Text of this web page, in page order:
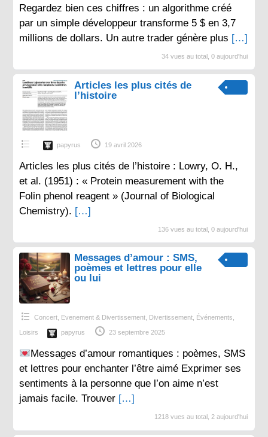
Regardez bien ces chiffres : un algorithme créé
par un simple développeur transforme 5 $ en 3,7
millions de dollars. Un autre trader génère plus […]
34 vues au total, 0 aujourd'hui
Articles les plus cités de
l’histoire
papyrus 19 avril 2026
Articles les plus cités de l’histoire : Lowry, O. H.,
et al. (1951) : « Protein measurement with the
Folin phenol reagent » (Journal of Biological
Chemistry). […]
136 vues au total, 0 aujourd'hui
Messages d’amour : SMS,
poèmes et lettres pour elle
ou lui
Concert, Evenement & Divertissement, Divertissement, Événements,
Loisirs papyrus 23 septembre 2025
Messages d’amour romantiques : poèmes, SMS
et lettres pour enchanter l’être aimé Exprimer ses
sentiments à la personne que l’on aime n’est
jamais facile. Trouver […]
1218 vues au total, 2 aujourd'hui